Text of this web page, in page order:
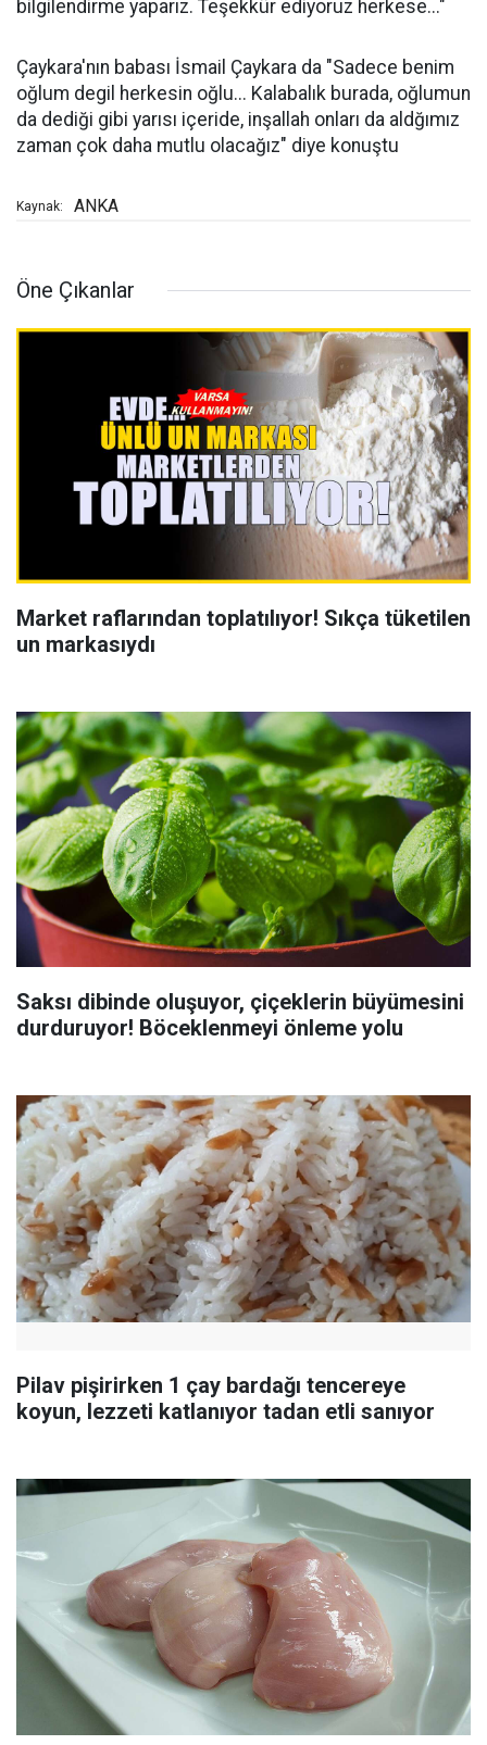
bilgilendirme yaparız. Teşekkür ediyoruz herkese..."
Çaykara'nın babası İsmail Çaykara da "Sadece benim
oğlum degil herkesin oğlu... Kalabalık burada, oğlumun
da dediği gibi yarısı içeride, inşallah onları da aldğımız
zaman çok daha mutlu olacağız" diye konuştu
Kaynak: ANKA
Öne Çıkanlar
Market raflarından toplatılıyor! Sıkça tüketilen
un markasıydı
Saksı dibinde oluşuyor, çiçeklerin büyümesini
durduruyor! Böceklenmeyi önleme yolu
Pilav pişirirken 1 çay bardağı tencereye
koyun, lezzeti katlanıyor tadan etli sanıyor